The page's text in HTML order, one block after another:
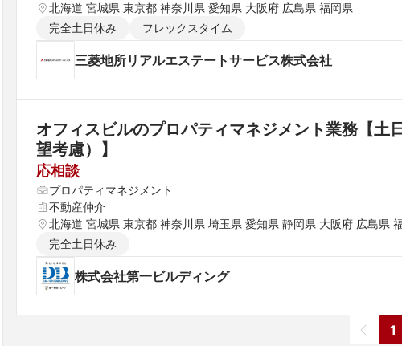
北海道 宮城県 東京都 神奈川県 愛知県 大阪府 広島県 福岡県
完全土日休み
フレックスタイム
三菱地所リアルエステートサービス株式会社
オフィスビルのプロパティマネジメント業務【
望考慮）】
応相談
プロパティマネジメント
不動産仲介
北海道 宮城県 東京都 神奈川県 埼玉県 愛知県 静岡県 大阪府 広島県
完全土日休み
株式会社第一ビルディング
1